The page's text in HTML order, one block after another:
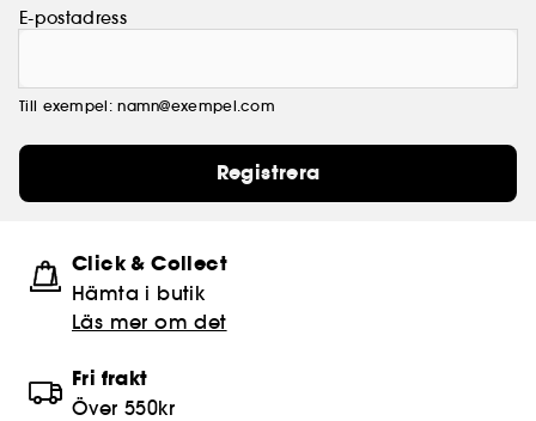
E-postadress
Till exempel: namn@exempel.com
Registrera
Click & Collect
Hämta i butik​
Läs mer om det
Fri frakt
Över 550kr